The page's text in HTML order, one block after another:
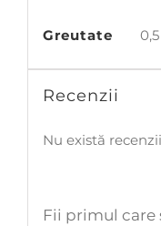
Greutate
Recenzii
Nu există
Fii primul care